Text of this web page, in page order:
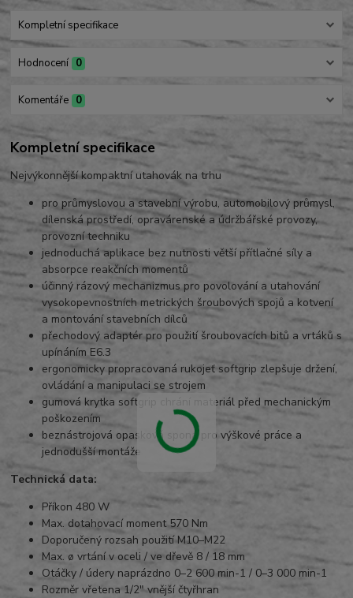
Kompletní specifikace
Hodnocení 0
Komentáře 0
Kompletní specifikace
Nejvýkonnější kompaktní utahovák na trhu
pro průmyslovou a stavební výrobu, automobilový průmysl,
dílenská prostředí, opravárenské a údržbářské provozy,
provozní techniku
jednoduchá aplikace bez nutnosti větší přítlačné síly a
absorpce reakčních momentů
účinný rázový mechanizmus pro povolování a utahování
vysokopevnostních metrických šroubových spojů a kotvení
a montování stavebních dílců
přechodový adaptér pro použití šroubovacích bitů a vrtáků s
upínáním E6.3
ergonomicky propracovaná rukojeť softgrip zlepšuje držení,
ovládání a manipulaci se strojem
gumová krytka softgrip chrání materiál před mechanickým
poškozením
beznástrojová opasková spona pro výškové práce a
jednodušší montáže
Technická data:
Příkon 480 W
Max. dotahovací moment 570 Nm
Doporučený rozsah použití M10–M22
Max. ø vrtání v oceli / ve dřevě 8 / 18 mm
Otáčky / údery naprázdno 0–2 600 min-1 / 0–3 000 min-1
Rozměr vřetena 1/2" vnější čtyřhran